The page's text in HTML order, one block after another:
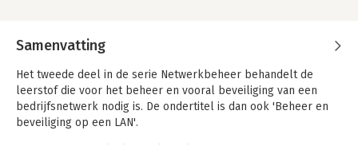
Samenvatting
Het tweede deel in de serie Netwerkbeheer behandelt de
leerstof die voor het beheer en vooral beveiliging van een
bedrijfsnetwerk nodig is. De ondertitel is dan ook 'Beheer en
beveiliging op een LAN'.